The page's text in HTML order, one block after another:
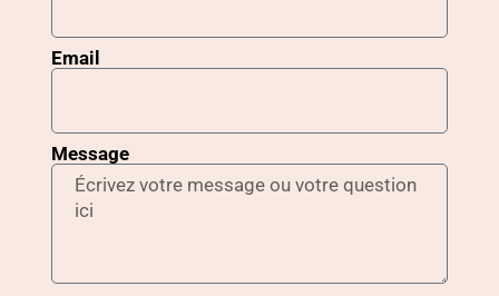
Email
Message